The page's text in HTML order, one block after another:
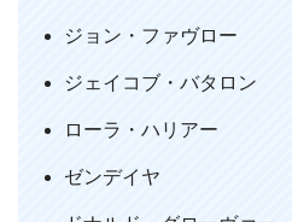
蜘蛛の糸で支えるスパイダーマ
た。
MEMO
ジョン・ファヴロー
ジェイコブ・バタロン
ローラ・ハリアー
ゼンデイヤ